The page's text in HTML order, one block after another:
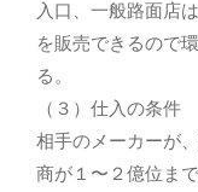
入口、一般路面店
を販売できるので
る。
（３）仕入の条件
相手のメーカーが
商が１〜２億位ま